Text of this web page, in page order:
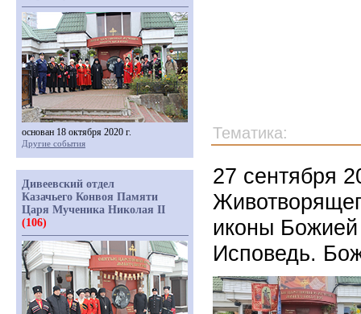
Тематика:
27 сентября
иконы
Исповедь.
основан 18 октября 2020 г.
Другие события
Дивеевский отдел
Казачьего Конвоя Памяти
Царя Мученика Николая II
(106)